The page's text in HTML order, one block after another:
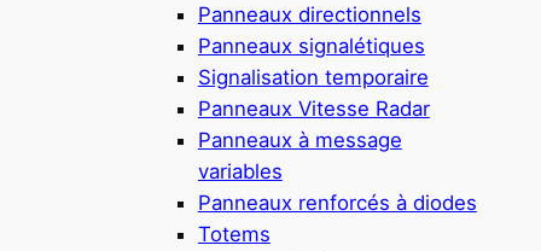
Panneaux directionnels
Panneaux signalétiques
Signalisation temporaire
Panneaux Vitesse Radar
Panneaux à message
variables
Panneaux renforcés à diodes
Totems